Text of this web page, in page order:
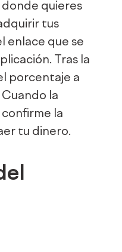
quieres
tus
enlace que se
Tras la
porcentaje a
la
la
tu dinero.